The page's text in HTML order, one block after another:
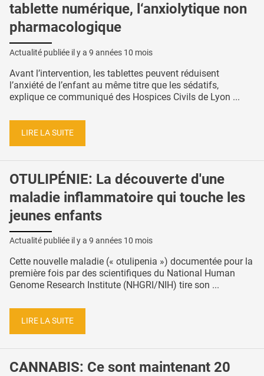
tablette numérique, l‘anxiolytique non
pharmacologique
Actualité publiée il y a 9 années 10 mois
Avant l’intervention, les tablettes peuvent réduisent
l’anxiété de l’enfant au même titre que les sédatifs,
explique ce communiqué des Hospices Civils de Lyon ...
LIRE LA SUITE
OTULIPÉNIE: La découverte d'une
maladie inflammatoire qui touche les
jeunes enfants
Actualité publiée il y a 9 années 10 mois
Cette nouvelle maladie (« otulipenia ») documentée pour la
première fois par des scientifiques du National Human
Genome Research Institute (NHGRI/NIH) tire son ...
LIRE LA SUITE
CANNABIS: Ce sont maintenant 20